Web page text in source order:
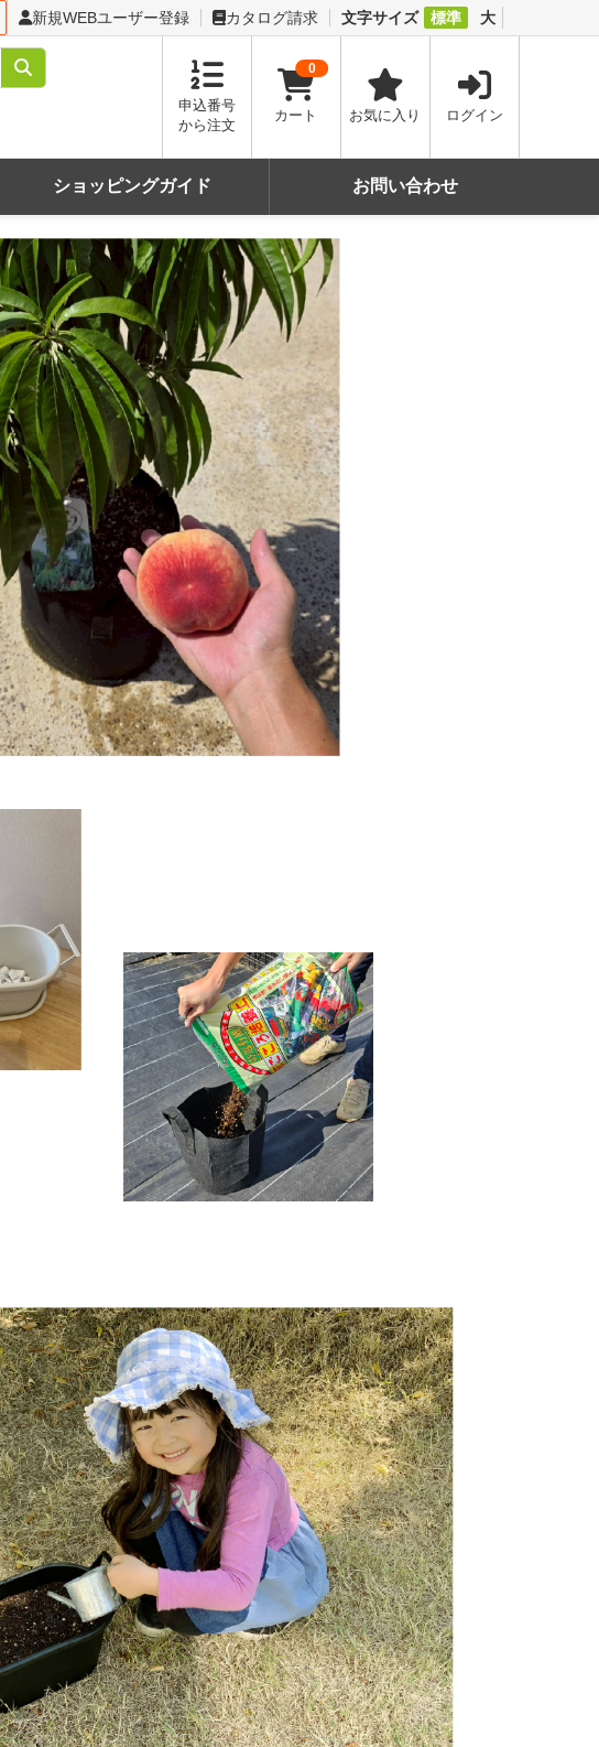
新規WEBユーザー登録 カタログ請求 文字サイズ 標準 大
申込番号
から注文
0
カート お気に入り ログイン
ショッピングガイド お問い合わせ